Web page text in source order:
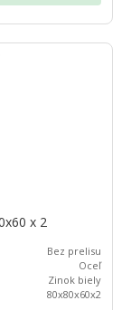
x 2
Bez prelisu
Oceľ
Zinok biely
80x80x60x2